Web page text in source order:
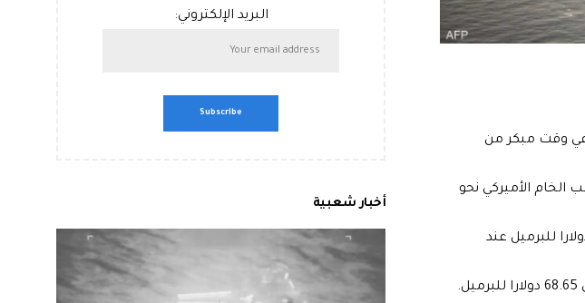
في وقت مبكر من
الخام الأميركي نحو
الجمعة، تراجعت العقود الآجلة لخام برنت 36 سنتا أو 0.5 بالمئة إلى 71.61 دولارا للبرميل عند
البريد الإلكتروني:
أخبار شعبية